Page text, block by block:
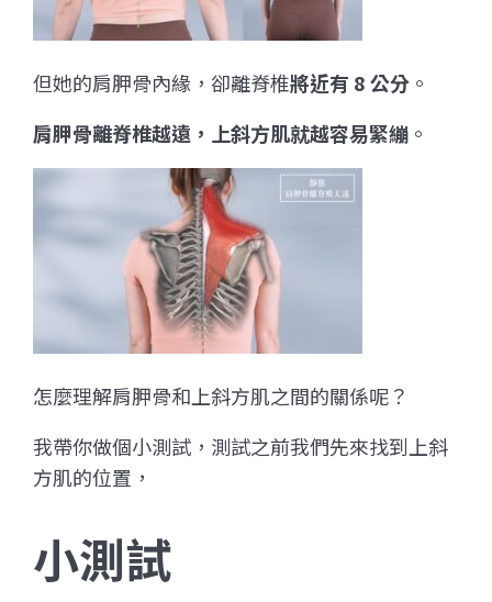
但她的肩胛骨內緣，卻離脊椎將近有 8 公分 。
肩胛骨離脊椎越遠，上斜方肌就越容易緊繃 。
怎麼理解肩胛骨和上斜方肌之間的關係呢？
我帶你做個小測試，測試之前我們先來找到上斜
方肌的位置，
小測試